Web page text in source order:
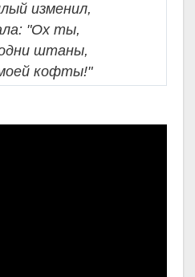
изменил,
"Ох ты,
штаны,
кофты!"